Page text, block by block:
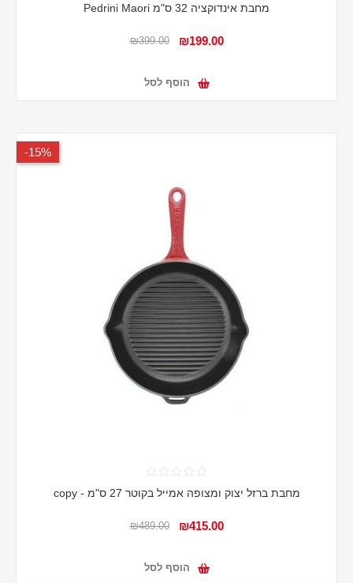
מחבת אינדוקציה 32 ס"מ Pedrini Maori
₪199.00
₪399.00
הוסף לסל
15%-
מחבת ברזל יצוק ומצופה אמייל בקוטר 27 ס"מ - copy
₪415.00
₪489.00
הוסף לסל